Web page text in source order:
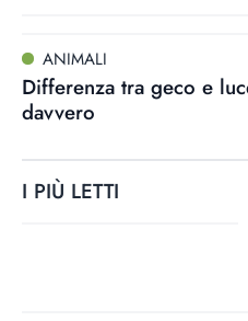
ANIMALI
Differenza tra geco e
davvero
I PIÙ LETTI